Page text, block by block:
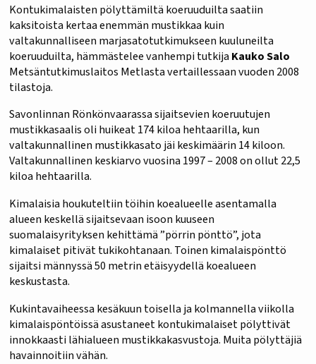
Kontukimalaisten pölyttämiltä koeruuduilta saatiin
kaksitoista kertaa enemmän mustikkaa kuin
valtakunnalliseen marjasatotutkimukseen kuuluneilta
koeruuduilta, hämmästelee vanhempi tutkija Kauko Salo
Metsäntutkimuslaitos Metlasta vertaillessaan vuoden 2008
tilastoja.
Savonlinnan Rönkönvaarassa sijaitsevien koeruutujen
mustikkasaalis oli huikeat 174 kiloa hehtaarilla, kun
valtakunnallinen mustikkasato jäi keskimäärin 14 kiloon.
Valtakunnallinen keskiarvo vuosina 1997 – 2008 on ollut 22,5
kiloa hehtaarilla.
Kimalaisia houkuteltiin töihin koealueelle asentamalla
alueen keskellä sijaitsevaan isoon kuuseen
suomalaisyrityksen kehittämä ”pörrin pönttö”, jota
kimalaiset pitivät tukikohtanaan. Toinen kimalaispönttö
sijaitsi männyssä 50 metrin etäisyydellä koealueen
keskustasta.
Kukintavaiheessa kesäkuun toisella ja kolmannella viikolla
kimalaispöntöissä asustaneet kontukimalaiset pölyttivät
innokkaasti lähialueen mustikkakasvustoja. Muita pölyttäjiä
havainnoitiin vähän.